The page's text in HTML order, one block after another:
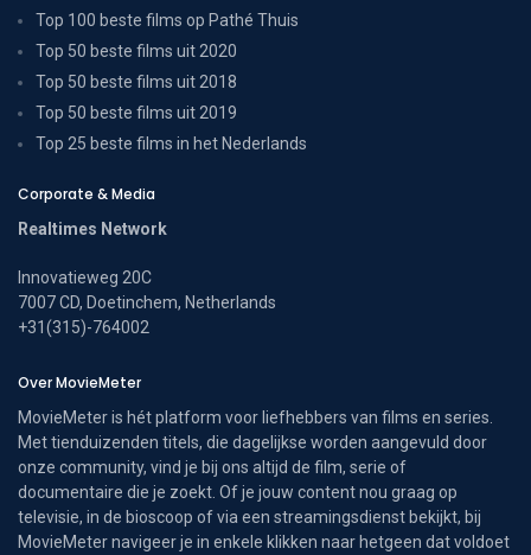
Top 100 beste films op Pathé Thuis
Top 50 beste films uit 2020
Top 50 beste films uit 2018
Top 50 beste films uit 2019
Top 25 beste films in het Nederlands
Corporate & Media
Realtimes Network
Innovatieweg 20C
7007 CD, Doetinchem, Netherlands
+31(315)-764002
Over MovieMeter
MovieMeter is hét platform voor liefhebbers van films en series.
Met tienduizenden titels, die dagelijkse worden aangevuld door
onze community, vind je bij ons altijd de film, serie of
documentaire die je zoekt. Of je jouw content nou graag op
televisie, in de bioscoop of via een streamingsdienst bekijkt, bij
MovieMeter navigeer je in enkele klikken naar hetgeen dat voldoet